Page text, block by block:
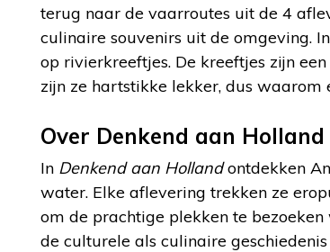
terug naar de vaarroutes uit de 4
culinaire souvenirs uit de omgeving.
op rivierkreeftjes. De kreeftjes zijn
zijn ze hartstikke lekker, dus waarom
Over Denkend aan Holland
In Denkend aan Hollandontdekken
water. Elke aflevering trekken ze
om de prachtige plekken te
de culturele als culinaire